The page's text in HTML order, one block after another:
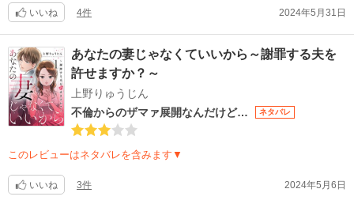
いいね 4件 2024年5月31日
あなたの妻じゃなくていいから～謝罪する夫を
許せますか？～
上野りゅうじん
不倫からのザマァ展開なんだけど…
ネタバレ
このレビューはネタバレを含みます▼
いいね 3件 2024年5月6日